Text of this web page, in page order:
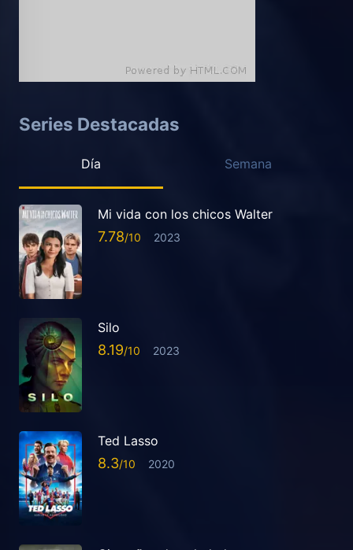
Series Destacadas
Día Semana
Mi vida con los chicos Walter
7.78 2023
Silo
8.19 2023
Ted Lasso
8.3 2020